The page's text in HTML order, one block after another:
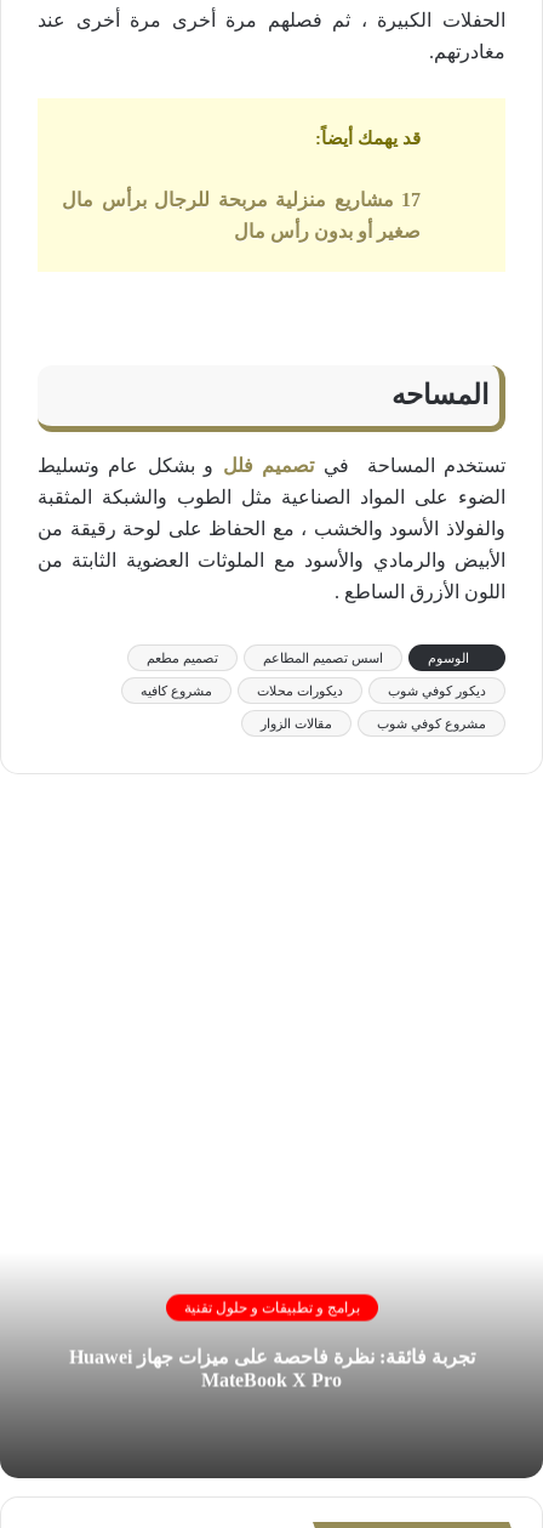
الحفلات الكبيرة ، ثم فصلهم مرة أخرى مرة أخرى عند
مغادرتهم.
قد يهمك أيضاً:
17 مشاريع منزلية مربحة للرجال برأس مال
صغير أو بدون رأس مال
المساحه
تستخدم المساحة فيتصميم فلل و بشكل عام وتسليط
الضوء على المواد الصناعية مثل الطوب والشبكة المثقبة
والفولاذ الأسود والخشب ، مع الحفاظ على لوحة رقيقة من
الأبيض والرمادي والأسود مع الملوثات العضوية الثابتة من
اللون الأزرق الساطع .
الوسوم اسس تصميم المطاعم تصميم مطعم
ديكور كوفي شوب ديكورات محلات مشروع كافيه
مشروع كوفي شوب مقالات الزوار
برامج و تطبيقات و حلول تقنية
تجربة فائقة: نظرة فاحصة على ميزات جهاز Huawei
MateBook X Pro